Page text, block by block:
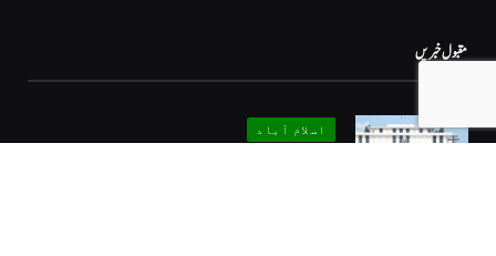
مقبول خبریں
اسلام آباد